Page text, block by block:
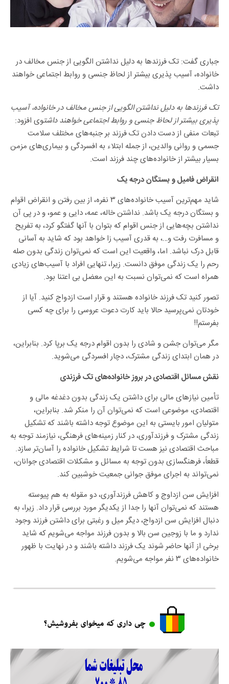
جباری گفت: تک فرزندها به دلیل نداشتن الگویی از جنس مخالف در
خانواده، آسیب پذیری بیشتر از لحاظ جنسی و روابط اجتماعی خواهند
داشت.
تک فرزندها به دلیل نداشتن الگویی از جنس مخالف در خانواده، آسیب
پذیری بیشتر از لحاظ جنسی و روابط اجتماعی خواهند داشتوی افزود:
تبعات منفی از دست دادن تک فرزند بر جنبه‌های مختلف سلامت
جسمی و روانی والدین، از جمله ابتلاء به افسردگی و بیماری‌های مزمن
بسیار بیشتر از خانواده‌های چند فرزند است.
انقراض فامیل و بستگان درجه یک
شاید مهم‌ترین آسیب خانواده‌های ۳ نفره، از بین رفتن و انقراض اقوام
و بستگان درجه یک باشد. نداشتن خاله، عمه، دایی و عمو، و در پی آن
نداشتن بچه‌هایی از جنس اقوام که بتوان با آنها گفتگو کرد، به تفریح
و مسافرت رفت و…، به قدری آسیب زا خواهد بود که شاید به آسانی
قابل درک نباشد. اما، واقعیت این است که نمی‌توان زندگی بدون صله
رحم را یک زندگی موفق دانست. زیرا، تنهایی افراد با آسیب‌های زیادی
همراه است که نمی‌توان نسبت به این معضل بی اعتنا بود.
تصور کنید تک فرزند خانواده هستند و قرار است ازدواج کنید. آیا از
خودتان نمی‌پرسید حالا باید کارت دعوت عروسی را برای چه کسی
بفرستم!!
مگر می‌توان جشن و شادی را بدون اقوام درجه یک برپا کرد. بنابراین،
در همان ابتدای زندگی مشترک، دچار افسردگی می‌شوید.
نقش مسائل اقتصادی در بروز خانواده‌های تک فرزندی
تأمین نیازهای مالی برای داشتن یک زندگی بدون دغدغه مالی و
اقتصادی، موضوعی است که نمی‌توان آن را منکر شد. بنابراین،
متولیان امور بایستی به این موضوع توجه داشته باشند که تشکیل
زندگی مشترک و فرزندآوری، در کنار زمینه‌های فرهنگی، نیازمند توجه به
مباحث اقتصادی نیز هست تا شرایط تشکیل خانواده را آسان‌تر سازد.
قطعاً، فرهنگسازی بدون توجه به مسائل و مشکلات اقتصادی جوانان،
نمی‌تواند به اجرای موفق جوانی جمعیت خوشبین کند.
افزایش سن ازداوج و کاهش فرزندآوری، دو مقوله به هم پیوسته
هستند که نمی‌توان آنها را جدا از یکدیگر مورد بررسی قرار داد. زیرا، به
دنبال افزایش سن ازدواج، دیگر میل و رغبتی برای داشتن فرزند وجود
ندارد و ما با زوجین سن بالا و بدون فرزند مواجه می‌شویم که شاید
برخی از آنها حاضر شوند یک فرزند داشته باشند و در نهایت با ظهور
خانواده‌های ۳ نفر مواجه می‌شویم.